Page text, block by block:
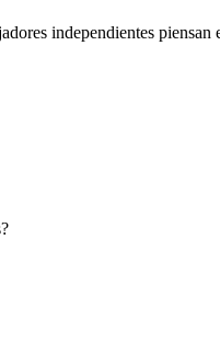
independientes piensan